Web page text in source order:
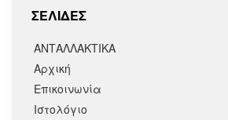
ΣΕΛΙΔΕΣ
ΑΝΤΑΛΛΑΚΤΙΚΑ
Αρχική
Επικοινωνία
Ιστολόγιο